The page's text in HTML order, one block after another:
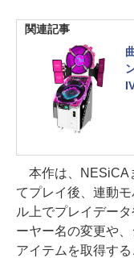
関連記事
本作は、NESiCA
てプレイ後、連動
ル上でプレイデー
ーヤー名の変更や
アイテムを取得す